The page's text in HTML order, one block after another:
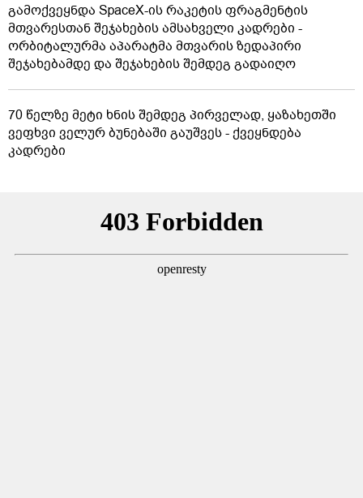
გამოქვეყნდა SpaceX-ის რაკეტის ფრაგმენტის
მთვარესთან შეჯახების ამსახველი კადრები -
ორბიტალურმა აპარატმა მთვარის ზედაპირი
შეჯახებამდე და შეჯახების შემდეგ გადაიღო
70 წელზე მეტი ხნის შემდეგ პირველად, ყაზახეთში
ვეფხვი ველურ ბუნებაში გაუშვეს - ქვეყნდება
კადრები